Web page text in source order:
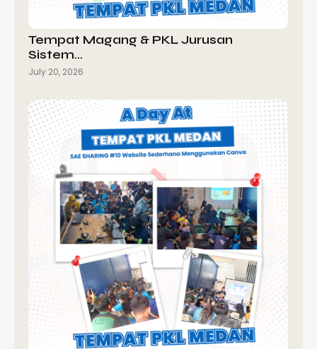
Tempat Magang & PKL Jurusan
Sistem…
July 20, 2026